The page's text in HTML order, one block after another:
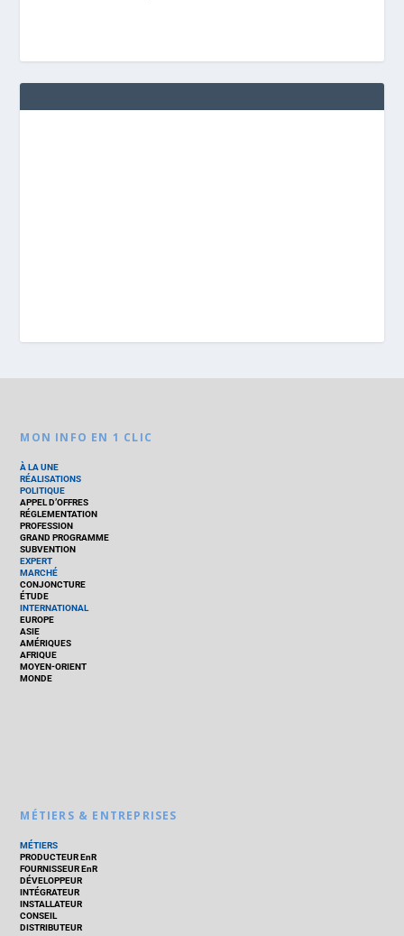
MON INFO EN 1 CLIC
À LA UNE
RÉALISATIONS
POLITIQUE
APPEL D’OFFRES
RÉGLEMENTATION
PROFESSION
GRAND PROGRAMME
SUBVENTION
EXPERT
MARCHÉ
CONJONCTURE
ÉTUDE
INTERNATIONAL
EUROPE
ASIE
AMÉRIQUES
AFRIQUE
MOYEN-ORIENT
MONDE
MÉTIERS & ENTREPRISES
MÉTIERS
PRODUCTEUR EnR
FOURNISSEUR EnR
DÉVELOPPEUR
INTÉGRATEUR
INSTALLATEUR
CONSEIL
DISTRIBUTEUR